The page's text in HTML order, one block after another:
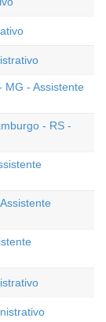
MG - Assistente
- RS -